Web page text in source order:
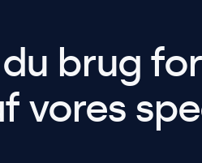
brug
vores